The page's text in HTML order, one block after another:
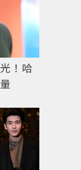
！哈